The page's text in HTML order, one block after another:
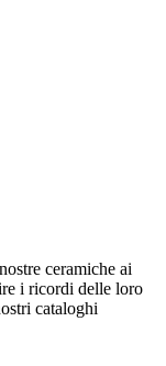
ceramiche ai
i ricordi delle loro
cataloghi